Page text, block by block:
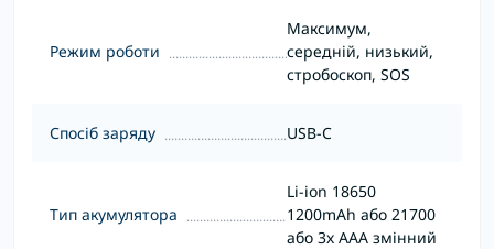
Режим роботи
Максимум,
середній, низький,
стробоскоп, SOS
Спосіб заряду USB-C
Тип акумулятора
Li-ion 18650
1200mAh або 21700
або 3x AAA змінний